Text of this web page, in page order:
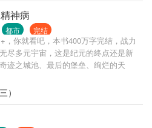
鬼让狼群疯狂了，到处都是凶狼，被
埋！求崔猎神来我国宰狼！” …… 若
计，崔猎神猎过的兽，保守估计绕地
神病
都市 完结
，你就看吧，本书400万字完结，战力
尽多元宇宙，这是纪元的终点还是新
迹之城池、最后的堡垒、绚烂的天
“我不是真的精神病！”
）